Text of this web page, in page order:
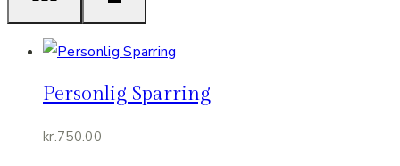
Personlig Sparring
kr.750.00